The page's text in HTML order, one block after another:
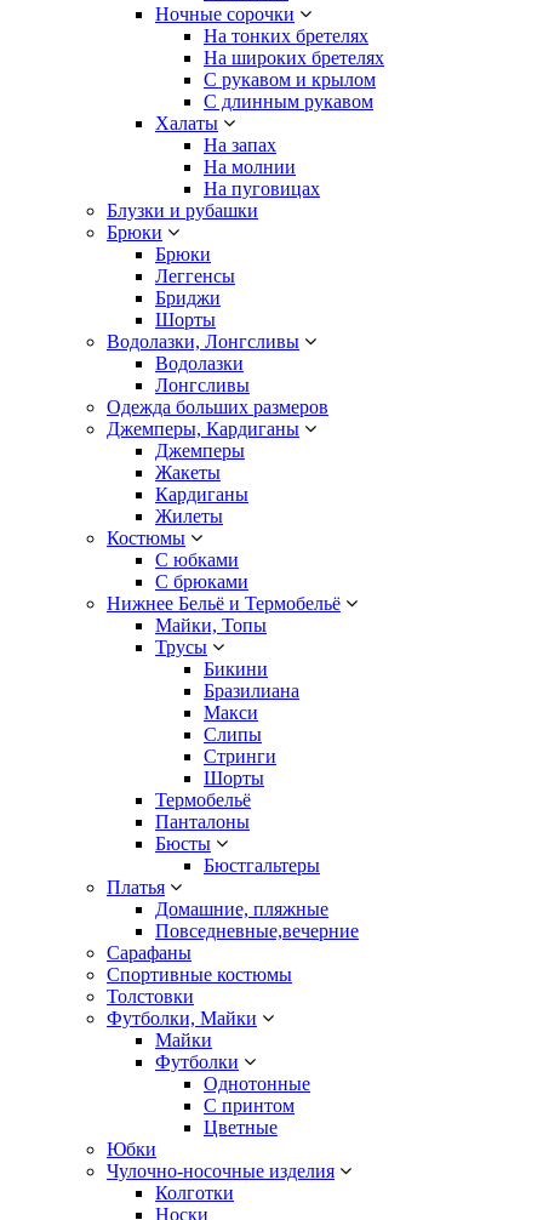
Ночные сорочки
На тонких бретелях
На широких бретелях
С рукавом и крылом
С длинным рукавом
Халаты
На запах
На молнии
На пуговицах
Блузки и рубашки
Брюки
Брюки
Леггенсы
Бриджи
Шорты
Водолазки, Лонгсливы
Водолазки
Лонгсливы
Одежда больших размеров
Джемперы, Кардиганы
Джемперы
Жакеты
Кардиганы
Жилеты
Костюмы
С юбками
С брюками
Нижнее Бельё и Термобельё
Майки, Топы
Трусы
Бикини
Бразилиана
Макси
Слипы
Стринги
Шорты
Термобельё
Панталоны
Бюсты
Бюстгальтеры
Платья
Домашние, пляжные
Повседневные,вечерние
Сарафаны
Спортивные костюмы
Толстовки
Футболки, Майки
Майки
Футболки
Однотонные
С принтом
Цветные
Юбки
Чулочно-носочные изделия
Колготки
Носки